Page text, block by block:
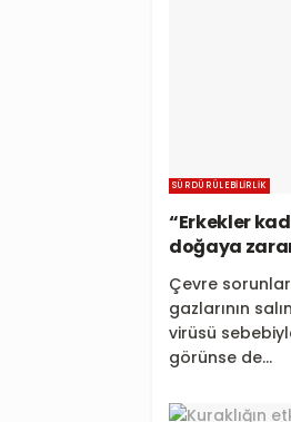
SÜRDÜRÜLEBILIRLIK
“Erkekler
doğaya
Çevre
gazlarının
virüsü
görünse de...